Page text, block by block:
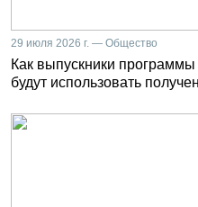
29 июля 2026 г. — Общество
Как выпускники программы
будут использовать